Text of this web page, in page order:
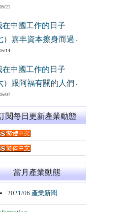
21
在中國工作的日子
）嘉丰資本擦身而過 -
14
在中國工作的日子
）跟阿福有關的人們 -
07
閱每日更新產業動態
當月產業動態
2021/06 產業新聞